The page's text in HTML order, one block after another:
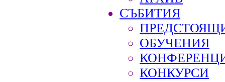
СЪБИТИЯ
ОБУЧЕНИЯ
КОНКУРСИ